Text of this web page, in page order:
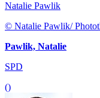
Natalie Pawlik
© Natalie Pawlik/
Pawlik, Natalie
SPD
()